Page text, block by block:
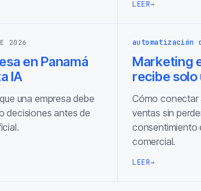
LEER→
2026
en Panamá
IA
una empresa debe
decisiones antes de
automatización
Marketing
recibe
Cómo conectar
ventas sin
consentimiento
comercial.
LEER→